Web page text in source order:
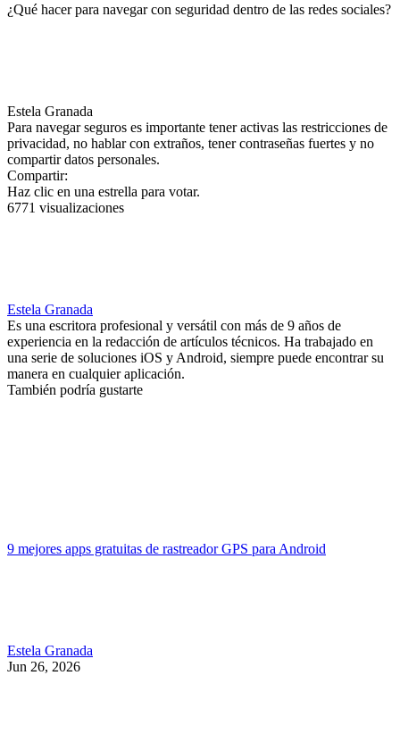
¿Qué hacer para navegar con seguridad dentro de las redes sociales?
Estela Granada
Para navegar seguros es importante tener activas las restricciones de
privacidad, no hablar con extraños, tener contraseñas fuertes y no
compartir datos personales.
Compartir:
Haz clic en una estrella para votar.
6771 visualizaciones
Estela Granada
Es una escritora profesional y versátil con más de 9 años de
experiencia en la redacción de artículos técnicos. Ha trabajado en
una serie de soluciones iOS y Android, siempre puede encontrar su
manera en cualquier aplicación.
También podría gustarte
9 mejores apps gratuitas de rastreador GPS para Android
Estela Granada
Jun 26, 2026